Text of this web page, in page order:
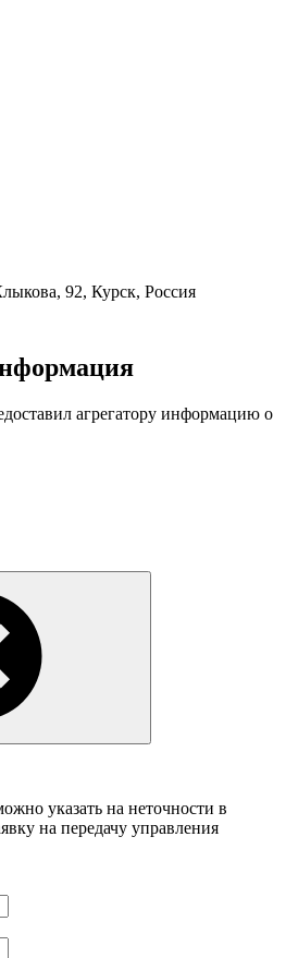
92, Курск, Россия
агрегатору информацию о
указать на неточности в
на передачу управления